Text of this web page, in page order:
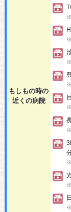
もしもの時の
近くの病院
※
※
※
※
※
※
※
※
※